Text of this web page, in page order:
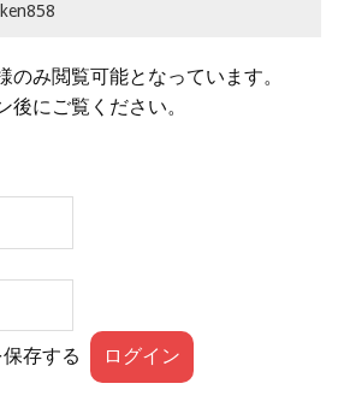
ken858
のみ閲覧可能となっています。
にご覧ください。
存する